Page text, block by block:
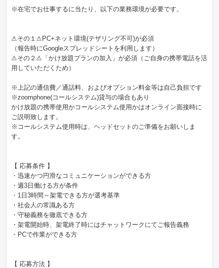
※在宅でお仕事するに当たり、以下の業務環境が必要です。
⚠その１⚠PC+ネット環境(テザリング不可)が必須
（報告時にGoogleスプレッドシートを利用します）
⚠その２⚠「かけ放題プランの加入」が必須（ご自身の携帯電話を活
用していただくため）
※上記の通信費／通話料、およびオプション料金等は自己負担です
※zoomphone(コールシステム)貸与の場合もあり
かけ放題の携帯使用かコールシステム使用かはオンライン面接時に
ご説明致します。
※コールシステム使用時は、ヘッドセットのご準備をお願いしま
す。
【 応募条件 】
・迅速かつ円滑なコミュニケーションができる方
・週3日働ける方が条件
・1日3時間～架電できる方が選考基準
・社会人の常識ある方
・守秘義務を徹底できる方
・架電開始時、架電終了時にはチャットワークにてご報告義務
・PCで作業ができる方
【 応募方法 】